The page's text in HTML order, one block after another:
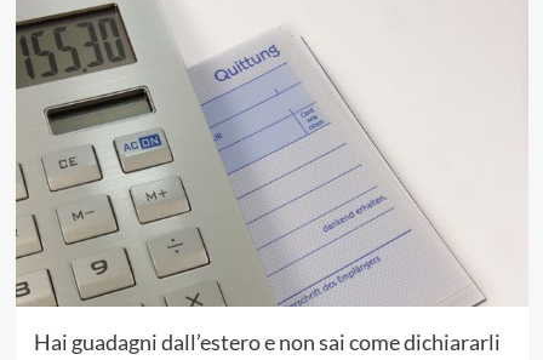
Hai guadagni dall’estero e non sai come dichiararli